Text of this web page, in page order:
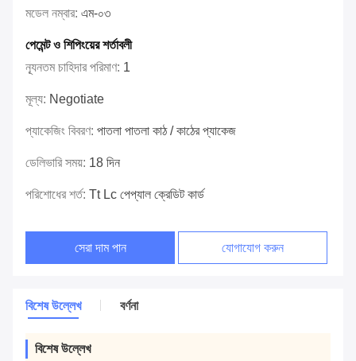
মডেল নম্বার: এম-০৩
পেমেন্ট ও শিপিংয়ের শর্তাবলী
ন্যূনতম চাহিদার পরিমাণ: 1
মূল্য: Negotiate
প্যাকেজিং বিবরণ: পাতলা পাতলা কাঠ / কাঠের প্যাকেজ
ডেলিভারি সময়: 18 দিন
পরিশোধের শর্ত: Tt Lc পেপ্যাল ​​ক্রেডিট কার্ড
সেরা দাম পান যোগাযোগ করুন
বিশেষ উল্লেখ বর্ণনা
বিশেষ উল্লেখ